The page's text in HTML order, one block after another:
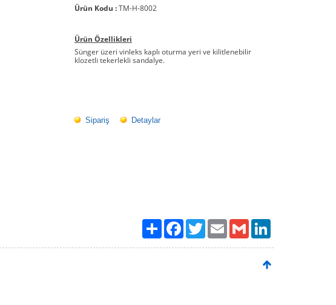
Ürün Kodu :TM-H-8002
Ürün Özellikleri
Sünger üzeri vinleks kaplı oturma yeri ve kilitlenebilir
klozetli tekerlekli sandalye.
Sipariş Detaylar
Paylaş FacebookTwitter Email Gmail